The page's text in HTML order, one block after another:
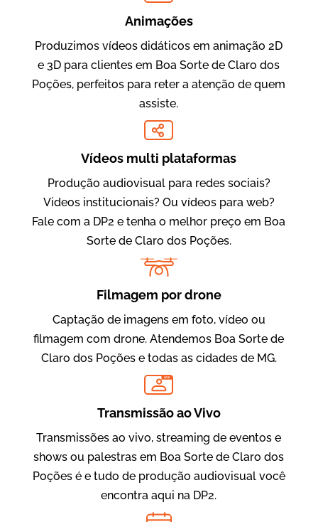
Amigo Edu
Evolucional
Animações
Produzimos vídeos didáticos em animação 2D
e 3D para clientes em Boa Sorte de Claro dos
Poções, perfeitos para reter a atenção de quem
assiste.
Vídeos multi plataformas
Produção audiovisual para redes sociais?
Videos institucionais? Ou vídeos para web?
Fale com a DP2 e tenha o melhor preço em Boa
Sorte de Claro dos Poções.
Filmagem por drone
Captação de imagens em foto, vídeo ou
filmagem com drone. Atendemos Boa Sorte de
Claro dos Poções e todas as cidades de MG.
LIVE
Transmissão ao Vivo
Transmissões ao vivo, streaming de eventos e
shows ou palestras em Boa Sorte de Claro dos
Poções é e tudo de produção audiovisual você
encontra aqui na DP2.